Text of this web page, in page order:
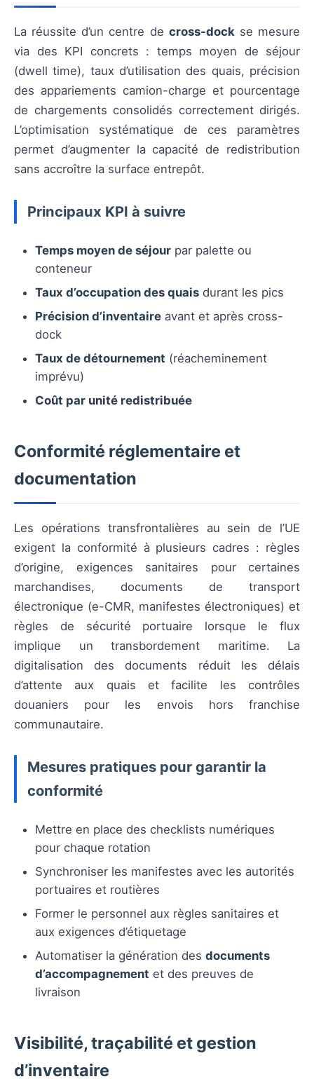
La réussite d’un centre de cross-dockse mesure
via des KPI concrets : temps moyen de séjour
(dwell time), taux d’utilisation des quais, précision
des appariements camion-charge et pourcentage
de chargements consolidés correctement dirigés.
L’optimisation systématique de ces paramètres
permet d’augmenter la capacité de redistribution
sans accroître la surface entrepôt.
Principaux KPI à suivre
Temps moyen de séjour par palette ou
conteneur
Taux d’occupation des quais durant les pics
Précision d’inventaire avant et après cross-
dock
Taux de détournement (réacheminement
imprévu)
Coût par unité redistribuée
Conformité réglementaire et
documentation
Les opérations transfrontalières au sein de l’UE
exigent la conformité à plusieurs cadres : règles
d’origine, exigences sanitaires pour certaines
marchandises, documents de transport
électronique (e-CMR, manifestes électroniques) et
règles de sécurité portuaire lorsque le flux
implique un transbordement maritime. La
digitalisation des documents réduit les délais
d’attente aux quais et facilite les contrôles
douaniers pour les envois hors franchise
communautaire.
Mesures pratiques pour garantir la
conformité
Mettre en place des checklists numériques
pour chaque rotation
Synchroniser les manifestes avec les autorités
portuaires et routières
Former le personnel aux règles sanitaires et
aux exigences d’étiquetage
Automatiser la génération des documents
d’accompagnement et des preuves de
livraison
Visibilité, traçabilité et gestion
d’inventaire